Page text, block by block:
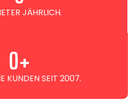
JÄHRLICH.
KUNDEN SEIT 2007.
0+